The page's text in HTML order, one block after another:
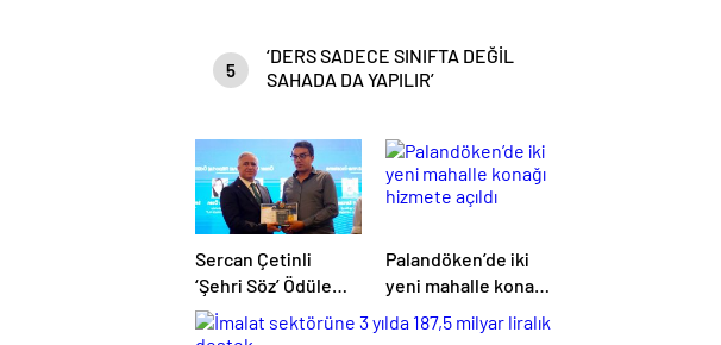
5
‘DERS SADECE SINIFTA DEĞİL
SAHADA DA YAPILIR’
Sercan Çetinli
‘Şehri Söz’ Ödüle
Layık Görüldü
Palandöken’de iki
yeni mahalle konağı
hizmete açıldı